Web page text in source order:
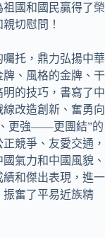
國和國民贏得了榮
切慰問！
托，鼎力弘揚中華
、風格的金牌、干
的技巧，書寫了中
改造創新、奮勇向
更強——更團結”的
競爭、友愛交通，
氣力和中國風貌、
和傑出表現，進一
奮了平易近族精